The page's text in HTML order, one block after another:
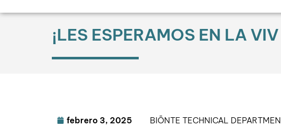
¡LES ESPERAMOS EN LA
febrero 3, 2025 BIŌNTE TECHNICAL